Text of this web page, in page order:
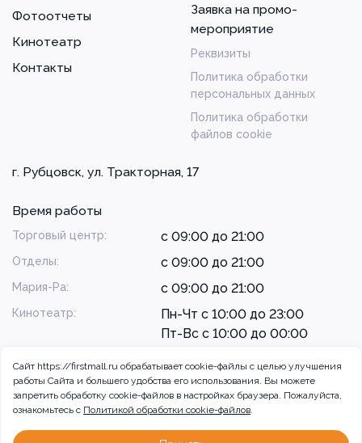
Фотоотчеты
Кинотеатр
Контакты
Заявка на промо-
мероприятие
Реквизиты
Политика обработки
персональных данных
Политика обработки
файлов cookie
г. Рубцовск, ул. Тракторная, 17
Время работы
Торговый центр: с 09:00 до 21:00
Отделы: с 09:00 до 21:00
Мария-Ра: с 09:00 до 21:00
Кинотеатр:
Пн-Чт с 10:00 до 23:00
Пт-Вс с 10:00 до 00:00
Сайт https://firstmall.ru обрабатывает cookie-файлы с целью улучшения
работы Сайта и большего удобства его использования. Вы можете
запретить обработку сookie-файлов в настройках браузера. Пожалуйста,
ознакомьтесь с Политикой обработки cookie-файлов.